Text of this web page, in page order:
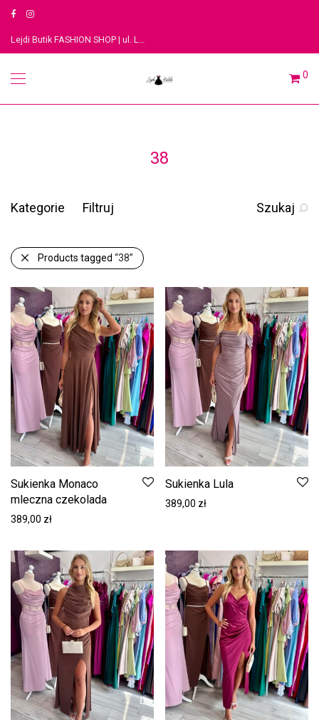
Lejdi Butik FASHION SHOP | ul. Legionów 3, 91-063 Łódź
0
38
Kategorie Filtruj Szukaj
Products tagged “38”
Sukienka Monaco
mleczna czekolada
389,00 zł
Sukienka Lula
389,00 zł